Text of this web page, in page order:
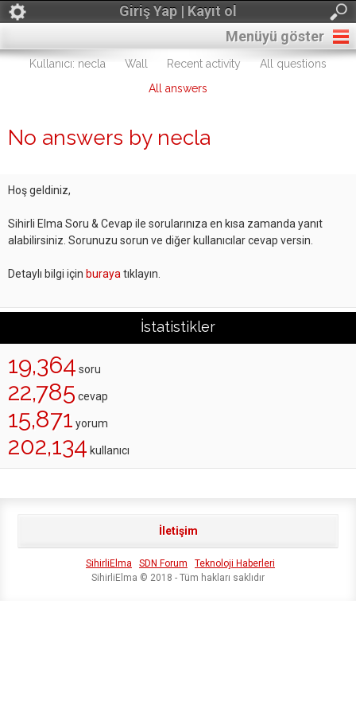
Giriş Yap | Kayıt ol
Menüyü göster
Kullanıcı: necla Wall Recent activity
All questions
All answers
No answers by necla
Hoş geldiniz,
Sihirli Elma Soru & Cevap ile sorularınıza en kısa zamanda yanıt
alabilirsiniz. Sorunuzu sorun ve diğer kullanıcılar cevap versin.
Detaylı bilgi için buraya tıklayın.
İstatistikler
19,364 soru
22,785 cevap
15,871 yorum
202,134 kullanıcı
İletişim
SihirliElma SDN Forum
Teknoloji Haberleri
SihirliElma © 2018 - Tüm hakları saklıdır